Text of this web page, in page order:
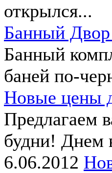
открылся...
Банный Двор
Банный
баней по-
Новые цены
Предлагаем
будни! Днем
6.06.2012